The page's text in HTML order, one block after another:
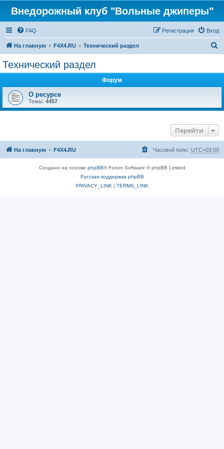
Внедорожный клуб "Вольные джиперы"
FAQ Вход
Регистрация
На главную F4X4.RU Технический раздел
Технический раздел
Форум
О ресурсе
Темы: 4457
Перейти
На главную F4X4.RU Часовой пояс: UTC+03:00
Создано на основе phpBB® Forum Software © phpBB Limited
Русская поддержка phpBB
PRIVACY_LINK | TERMS_LINK